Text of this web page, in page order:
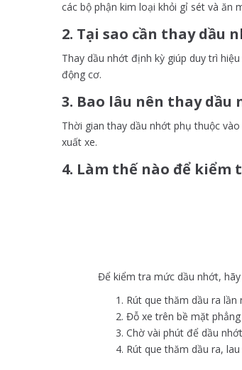
các bộ phận kim loại khỏi gỉ sét và ăn
2. Tại sao cần thay dầu
Thay dầu nhớt định kỳ giúp duy trì
động cơ.
3. Bao lâu nên thay dầu
Thời gian thay dầu nhớt phụ thuộc
xuất xe.
4. Làm thế nào để kiểm
Để kiểm tra mức dầu nhớt,
Rút que thăm dầu ra
Đỗ xe trên bề mặt
Chờ vài phút để dầu
Rút que thăm dầu ra,